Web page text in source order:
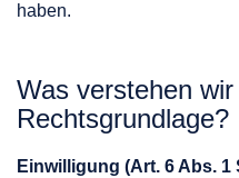
haben.
Was verstehen
Rechtsgrundlage?
Einwilligung (Art. 6 Abs. 1